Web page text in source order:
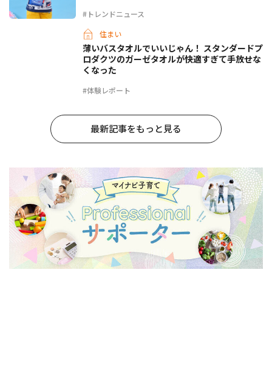
#トレンドニュース
住まい
#体験レポート
薄いバスタオルでいいじゃん！ スタンダードプ
ロダクツのガーゼタオルが快適すぎて手放せな
くなった
最新記事をもっと見る